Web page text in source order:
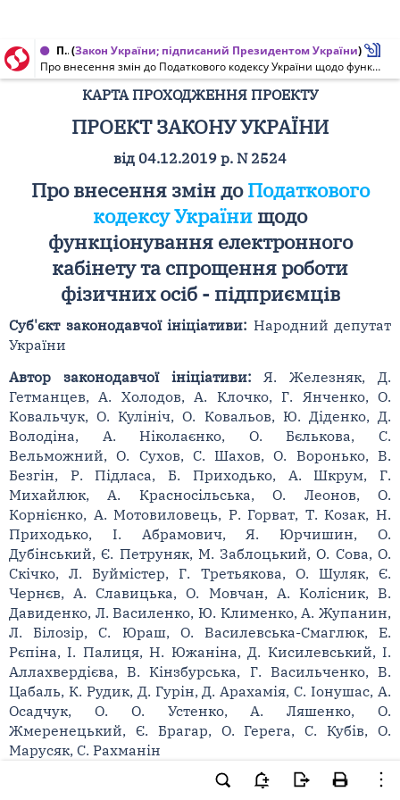
Проект Закону України, Карта проходження проекту від 14.07.2020 № 2524(Закон України; підписаний Президентом України)
Про внесення змін до Податкового кодексу України щодо функціонування електронного кабінету та спрощення роботи фізичних осіб - підприємців